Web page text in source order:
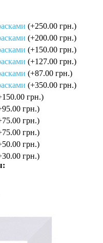
(+250.00 грн.)
(+200.00 грн.)
(+150.00 грн.)
(+127.00 грн.)
(+87.00 грн.)
(+350.00 грн.)
грн.)
грн.)
грн.)
грн.)
грн.)
грн.)